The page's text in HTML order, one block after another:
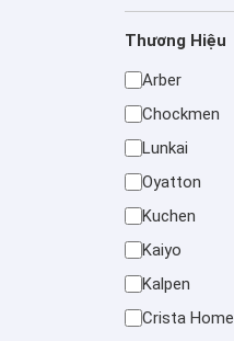
Thương Hiệu
Arber
Chockmen
Lunkai
Oyatton
Kuchen
Kaiyo
Kalpen
Crista Home